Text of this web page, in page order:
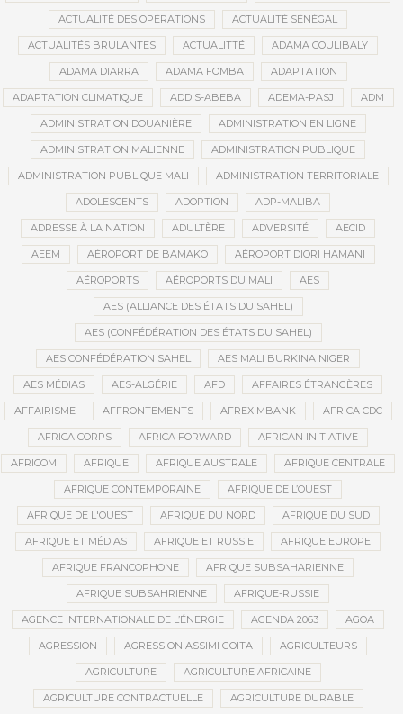
ACTUALITÉ DES OPÉRATIONS ACTUALITÉ SÉNÉGAL
ACTUALITÉS BRULANTES ACTUALITTÉ ADAMA COULIBALY
ADAMA DIARRA ADAMA FOMBA ADAPTATION
ADAPTATION CLIMATIQUE ADDIS-ABEBA ADEMA-PASJ ADM
ADMINISTRATION DOUANIÈRE ADMINISTRATION EN LIGNE
ADMINISTRATION MALIENNE ADMINISTRATION PUBLIQUE
ADMINISTRATION PUBLIQUE MALI ADMINISTRATION TERRITORIALE
ADOLESCENTS ADOPTION ADP-MALIBA
ADRESSE À LA NATION ADULTÈRE ADVERSITÉ AECID
AEEM AÉROPORT DE BAMAKO AÉROPORT DIORI HAMANI
AÉROPORTS AÉROPORTS DU MALI AES
AES (ALLIANCE DES ÉTATS DU SAHEL)
AES (CONFÉDÉRATION DES ÉTATS DU SAHEL)
AES CONFÉDÉRATION SAHEL AES MALI BURKINA NIGER
AES MÉDIAS AES-ALGÉRIE AFD AFFAIRES ÉTRANGÈRES
AFFAIRISME AFFRONTEMENTS AFREXIMBANK AFRICA CDC
AFRICA CORPS AFRICA FORWARD AFRICAN INITIATIVE
AFRICOM AFRIQUE AFRIQUE AUSTRALE AFRIQUE CENTRALE
AFRIQUE CONTEMPORAINE AFRIQUE DE L’OUEST
AFRIQUE DE L'OUEST AFRIQUE DU NORD AFRIQUE DU SUD
AFRIQUE ET MÉDIAS AFRIQUE ET RUSSIE AFRIQUE EUROPE
AFRIQUE FRANCOPHONE AFRIQUE SUBSAHARIENNE
AFRIQUE SUBSAHRIENNE AFRIQUE-RUSSIE
AGENCE INTERNATIONALE DE L’ÉNERGIE AGENDA 2063 AGOA
AGRESSION AGRESSION ASSIMI GOITA AGRICULTEURS
AGRICULTURE AGRICULTURE AFRICAINE
AGRICULTURE CONTRACTUELLE AGRICULTURE DURABLE